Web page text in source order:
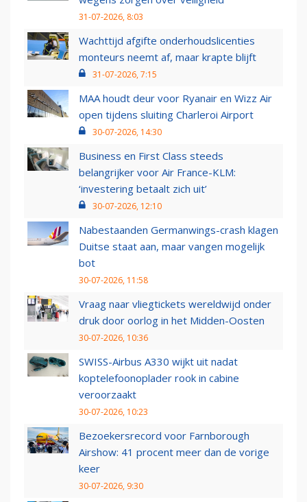
31-07-2026, 8:03
Wachttijd afgifte onderhoudslicenties
monteurs neemt af, maar krapte blijft
31-07-2026, 7:15
MAA houdt deur voor Ryanair en Wizz Air
open tijdens sluiting Charleroi Airport
30-07-2026, 14:30
Business en First Class steeds
belangrijker voor Air France-KLM:
‘investering betaalt zich uit’
30-07-2026, 12:10
Nabestaanden Germanwings-crash klagen
Duitse staat aan, maar vangen mogelijk
bot
30-07-2026, 11:58
Vraag naar vliegtickets wereldwijd onder
druk door oorlog in het Midden-Oosten
30-07-2026, 10:36
SWISS-Airbus A330 wijkt uit nadat
koptelefoonoplader rook in cabine
veroorzaakt
30-07-2026, 10:23
Bezoekersrecord voor Farnborough
Airshow: 41 procent meer dan de vorige
keer
30-07-2026, 9:30